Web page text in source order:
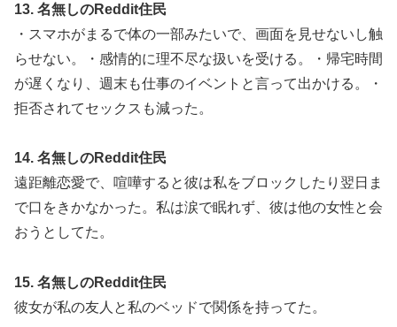
13. 名無しのReddit住民
・スマホがまるで体の一部みたいで、画面を見せないし触
らせない。・感情的に理不尽な扱いを受ける。・帰宅時間
が遅くなり、週末も仕事のイベントと言って出かける。・
拒否されてセックスも減った。
14. 名無しのReddit住民
遠距離恋愛で、喧嘩すると彼は私をブロックしたり翌日ま
で口をきかなかった。私は涙で眠れず、彼は他の女性と会
おうとしてた。
15. 名無しのReddit住民
彼女が私の友人と私のベッドで関係を持ってた。